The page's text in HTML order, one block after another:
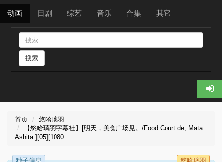
动画 日剧 综艺 音乐 合集 其它
搜索
首页
悠哈璃羽
【悠哈璃羽字幕社】[明天，美食广场见。/Food Court de, Mata
Ashita.][05][1080...
种子信息 悠哈璃羽